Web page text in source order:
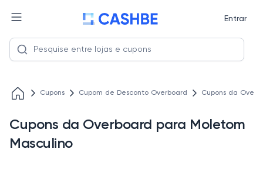
Entrar
Cupons Cupom de Desconto Overboard Cupons da
Cupons da Overboard para Moletom
Masculino